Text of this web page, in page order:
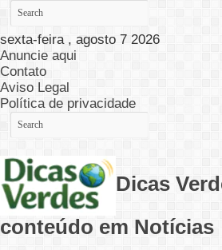
sexta-feira , agosto 7 2026
Anuncie aqui
Contato
Aviso Legal
Política de privacidade
Dicas
conteúdo em Notícias